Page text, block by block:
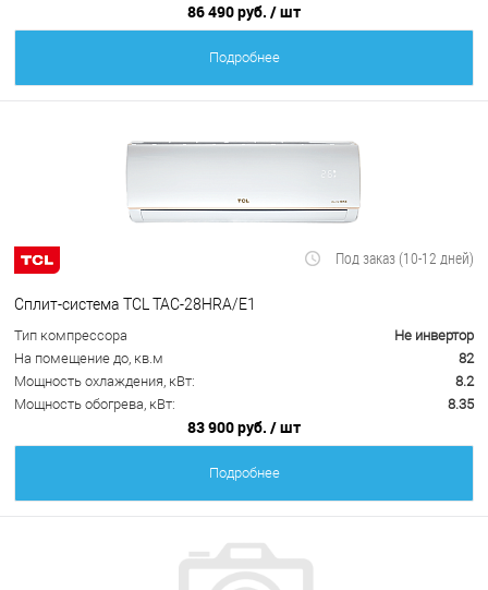
86 490 руб. / шт
Подробнее
Под заказ (10-12 дней)
Сплит-система TCL TAC-28HRA/E1
Тип компрессора
Не инвертор
На помещение до, кв.м
82
Мощность охлаждения, кВт:
8.2
Мощность обогрева, кВт:
8.35
83 900 руб. / шт
Подробнее